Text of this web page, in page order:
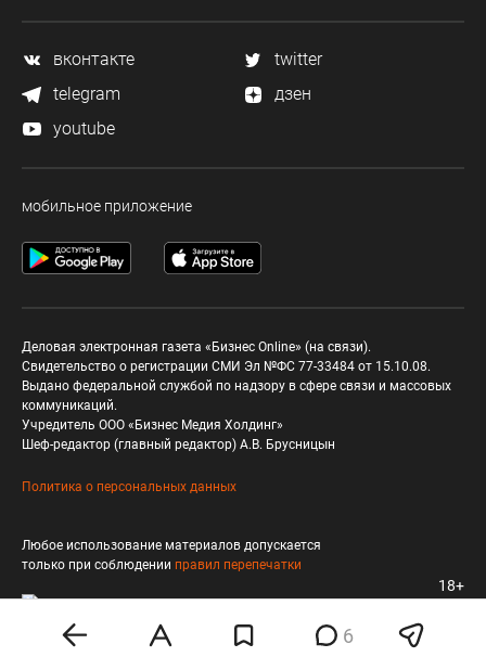
6
вконтакте
twitter
telegram
дзен
youtube
мобильное приложение
Деловая электронная газета «Бизнес Online» (на связи).
Свидетельство о регистрации СМИ Эл №ФС 77-33484 от 15.10.08.
Выдано федеральной службой по надзору в сфере связи и массовых
коммуникаций.
Учредитель ООО «Бизнес Медия Холдинг»
Шеф-редактор (главный редактор) А.В. Брусницын
Политика о персональных данных
Любое использование материалов допускается
только при соблюдении правил перепечатки
18+